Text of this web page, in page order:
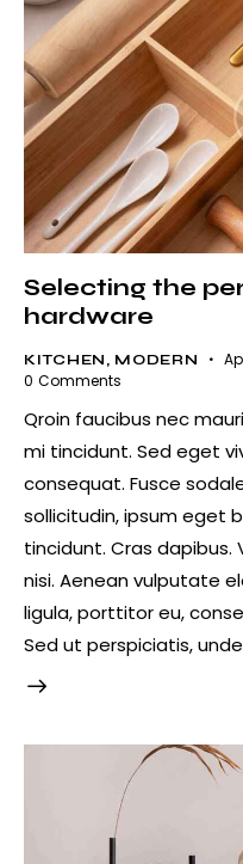
Selecting the
hardware
KITCHEN MODERN
0 Comments
Qroin faucibus nec
mi tincidunt. Sed eget
consequat. Fusce
sollicitudin, ipsum eget
tincidunt. Cras
nisi. Aenean vulputate
ligula, porttitor eu,
Sed ut perspiciatis,